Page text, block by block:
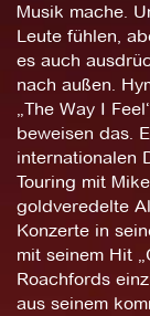
Musik mache.
Leute fühlen,
es auch
nach außen.
„The Way I
beweisen das.
internationalen
Touring mit
goldveredelte
Konzerte in
mit seinem Hit
Roachfords
aus seinem